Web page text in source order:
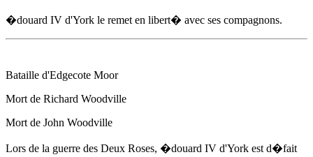
�douard IV d'York le remet en libert� avec ses compagnons.
Bataille d'Edgecote Moor
Mort de Richard Woodville
Mort de John Woodville
Lors de la guerre des Deux Roses, �douard IV d'York est d�fait